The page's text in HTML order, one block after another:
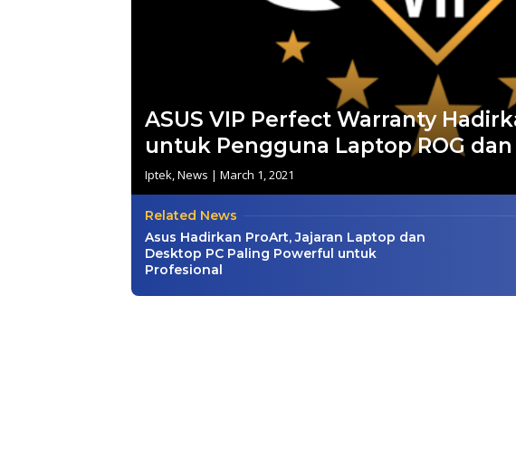
ASUS VIP Perfect Warranty
untuk Pengguna Laptop ROG
Iptek News | March 1, 2021
Related News
Asus Hadirkan ProArt, Jajaran Laptop dan
Desktop PC Paling Powerful untuk
Profesional